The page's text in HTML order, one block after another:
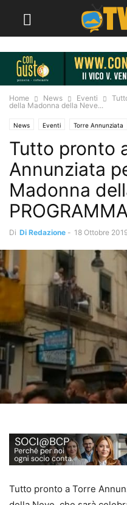
Home News Eventi
della Madonna della Neve...
News Eventi Torre Annunziata
Tutto pronto
Annunziata
Madonna
Di Di Redazione - 18 Ottobre
Tutto pronto a Torre